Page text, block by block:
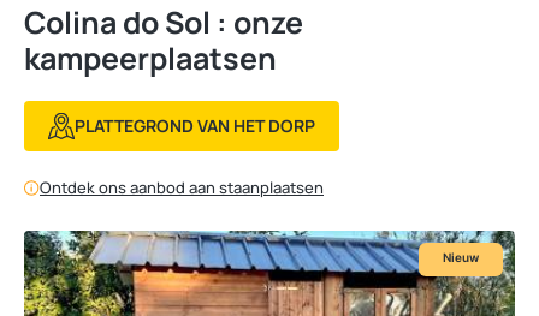
Colina do Sol : onze
kampeerplaatsen
PLATTEGROND VAN HET DORP
Ontdek ons aanbod aan staanplaatsen
Nieuw